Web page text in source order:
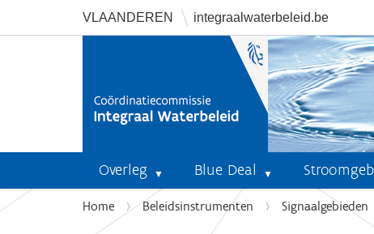
VLAANDEREN integraalwaterbeleid.be
Overleg Blue Deal
U
Home Beleidsinstrumenten Signaalgebieden